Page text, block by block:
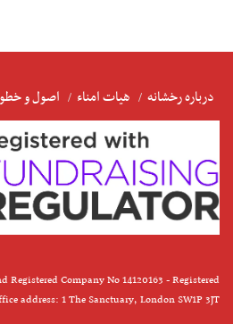
درباره رخشانه هیات امناء اصول و
Registered Company No 14120163 - Registered
address: 1 The Sanctuary, London SW1P 3JT